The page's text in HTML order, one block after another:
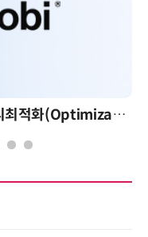
토큰 비용 관리 전략